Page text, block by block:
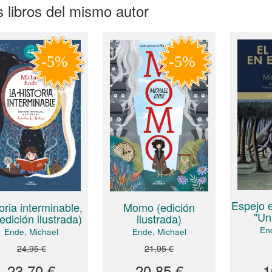
libros del mismo autor
interminable,
ilustrada)
Ende, Michael
24,95 €
Momo (edición
ilustrada)
Ende, Michael
21,95 €
Espejo